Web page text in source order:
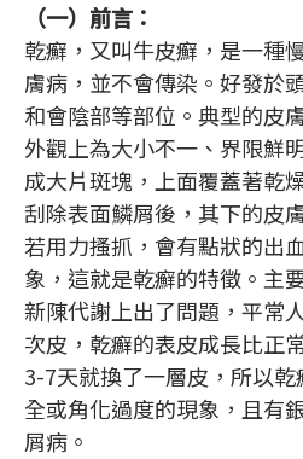
（一）前言：
乾癬，又叫牛皮癬，是一種
膚病，並不會傳染。好發於
和會陰部等部位。典型的皮
外觀上為大小不一、界限鮮
成大片斑塊，上面覆蓋著乾
刮除表面鱗屑後，其下的皮
若用力搔抓，會有點狀的出
象，這就是乾癬的特徵。主
新陳代謝上出了問題，平常
次皮，乾癬的表皮成長比正
3-7天就換了一層皮，所以
全或角化過度的現象，且有
屑病。